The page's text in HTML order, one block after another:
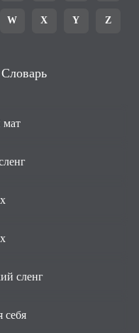
W X Y Z
Словарь
мат
сленг
себя